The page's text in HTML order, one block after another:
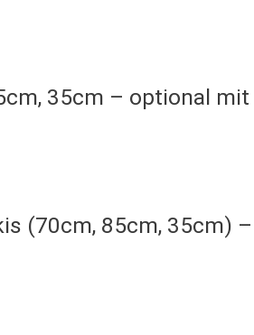
35cm – optional mit
(70cm, 85cm, 35cm)